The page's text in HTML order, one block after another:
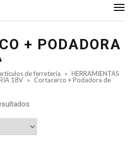
+ PODADORA
de ferretería » HERRAMIENTAS
18V »
Cortacerco + Podadora de